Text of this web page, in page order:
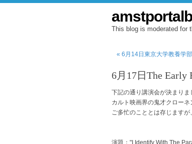
This blog is moderated for
« 6月14日東京大学教養学
6月17日The Early
下記の通り講演会が決まり
カルト映画界の鬼才クローネ
ご多忙のこととは存じますが
演題："I Identify With The